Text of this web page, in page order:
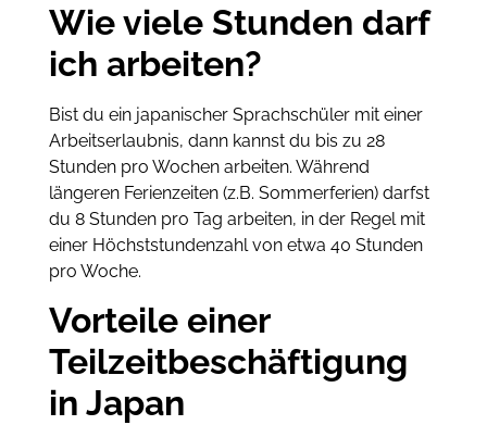
Wie viele Stunden darf
ich arbeiten?
Bist du ein japanischer Sprachschüler mit einer
Arbeitserlaubnis, dann kannst du bis zu 28
Stunden pro Wochen arbeiten. Während
längeren Ferienzeiten (z.B. Sommerferien) darfst
du 8 Stunden pro Tag arbeiten, in der Regel mit
einer Höchststundenzahl von etwa 40 Stunden
pro Woche.
Vorteile einer
Teilzeitbeschäftigung
in Japan